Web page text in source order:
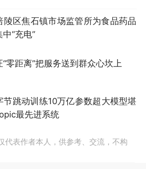
陵区焦石镇市场监管所为食品药品
“充电”
零距离”把服务送到群众心坎上
节跳动训练10万亿参数超大模型堪
最先进系统
代表作者本人，供参考、交流，不构